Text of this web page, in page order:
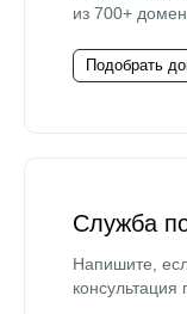
из 700+
Подобрать
Служба
Напишите,
консультация